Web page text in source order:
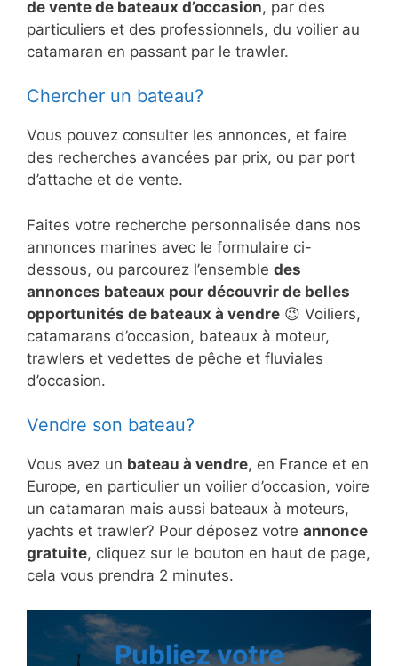
de vente de bateaux d’occasion, par des
particuliers et des professionnels, du voilier au
catamaran en passant par le trawler.
Chercher un bateau?
Vous pouvez consulter les annonces, et faire
des recherches avancées par prix, ou par port
d’attache et de vente.
Faites votre recherche personnalisée dans nos
annonces marines avec le formulaire ci-
dessous, ou parcourez l’ensemble des
annonces bateaux pour découvrir de belles
opportunités de bateaux à vendre 😉 Voiliers,
catamarans d’occasion, bateaux à moteur,
trawlers et vedettes de pêche et fluviales
d’occasion.
Vendre son bateau?
Vous avez un bateau à vendre, en France et en
Europe, en particulier un voilier d’occasion, voire
un catamaran mais aussi bateaux à moteurs,
yachts et trawler? Pour déposez votre annonce
gratuite, cliquez sur le bouton en haut de page,
cela vous prendra 2 minutes.
Publiez votre